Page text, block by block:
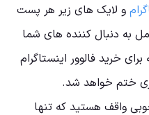
و لایک های زیر هر پست
به دنبال کننده های شما
خرید فالوور اینستاگرام
ختم خواهد شد.
واقف هستید که تنها